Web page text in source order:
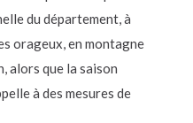
du département, à
orageux, en montagne
alors que la saison
à des mesures de